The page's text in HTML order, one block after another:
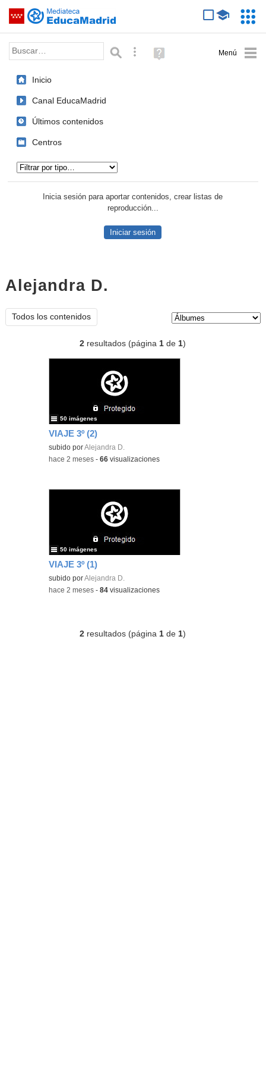
Saltar navegación
Palabra o frase: Búsqueda avanzada
Ayuda
(en
Inicio
Canal EducaMadrid
Últimos contenidos
Centros
Inicia sesión para aportar contenidos, crear listas de
reproducción...
Iniciar sesión
Alejandra D.
Todos los contenidos
2 resultados (página1 de1)
VIAJE 3º (2)
subido porAlejandra D.
50 imágenes
-hace 2 meses -66 visualizaciones
VIAJE 3º (1)
subido porAlejandra D.
50 imágenes
-hace 2 meses -84 visualizaciones
2 resultados (página 1 de 1)